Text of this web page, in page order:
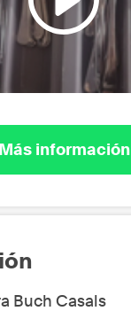
Más información
Buch Casals